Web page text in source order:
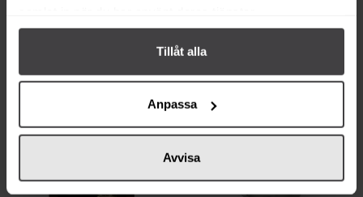
Tillåt alla
Anpassa
Avvisa
Från samma varumärke